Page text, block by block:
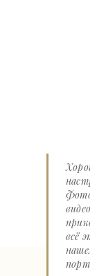
Фото
видео
всё
нашем